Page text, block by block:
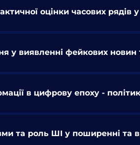
оцінки часових рядів
у виявленні фейкових новин
в цифрову епоху -
та роль ШІ у поширенні та